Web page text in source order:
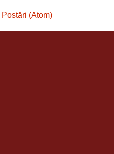
Postări (Atom)